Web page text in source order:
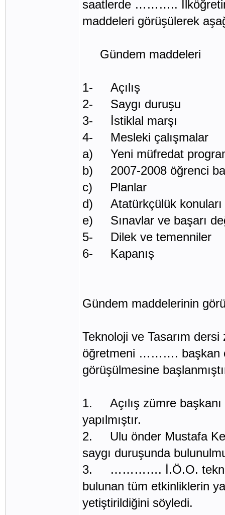
saatlerde ……….. İlköğretim
maddeleri görüşülerek
Gündem maddeleri
1- Açılış
2- Saygı duruşu
3- İstiklal marşı
4- Mesleki çalışmalar
a) Yeni müfredat
b) 2007-2008 öğrenci
c) Planlar
d) Atatürkçülük konuları
e) Sınavlar ve başarı
5- Dilek ve temenniler
6- Kapanış
Gündem maddelerinin
Teknoloji ve Tasarım
öğretmeni ………. başkan
görüşülmesine
1. Açılış zümre
yapılmıştır.
2. Ulu önder Mustafa
saygı duruşunda
3. …………. İ.Ö.O.
bulunan tüm etkinliklerin
yetiştirildiğini söyledi.